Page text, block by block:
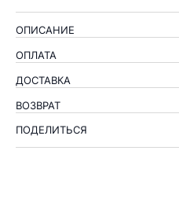
ОПИСАНИЕ
ОПЛАТА
ДОСТАВКА
ВОЗВРАТ
ПОДЕЛИТЬСЯ